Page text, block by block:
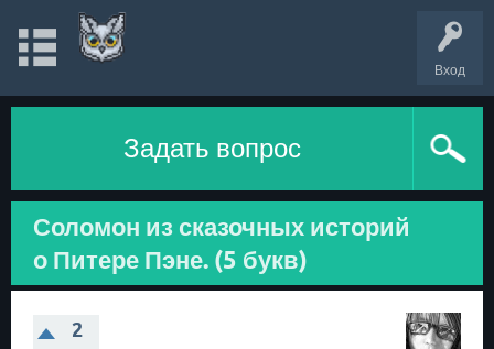
Вход
Задать вопрос
Соломон из сказочных историй
о Питере Пэне. (5 букв)
2